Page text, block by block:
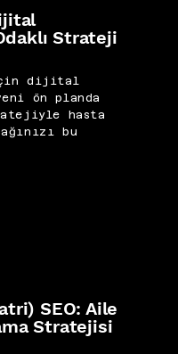
Strateji
dijital
ön planda
hasta
bu
SEO: Aile
Stratejisi